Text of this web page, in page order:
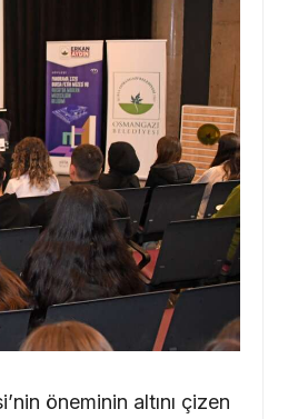
öneminin altını çizen